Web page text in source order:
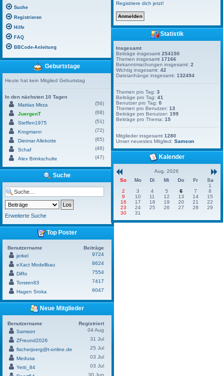
Suche
Registrieren
Hilfe
FAQ
BBCode-Anleitung
Geburtstage
Heute hat kein Mitglied Geburtstag
In den nächsten 10 Tagen
Mattias Mirza
(56)
JuergenT
(68)
Steffen1975
(51)
Krogmann
(72)
Dietmar Allekotte
(65)
Schaf
(46)
Alex Brinkschulte
(47)
Suche
Erweiterte Suche
Top Poster
Benutzername
Beiträge
jerkel
9724
eXact Modellbau
8624
DiRo
7554
Torsten83
7417
Hagen Sroka
6047
Neue Mitglieder
Benutzername
Registriert
Samson
04 Aug
ZFreund2026
31 Jul
fischerjoerg@t-online.de
25 Jul
Medusa
03 Jul
Yetti_84
03 Jul
30 Jun
Registriere dich jetzt!
Statistik
Insgesamt
Beiträge insgesamt254150
Themen insgesamt17166
Bekanntmachungen insgesamt:2
Wichtig insgesamt:42
Dateianhänge insgesamt:132494
Themen pro Tag:3
Beiträge pro Tag:41
Benutzer pro Tag:0
Themen pro Benutzer:13
Beiträge pro Benutzer:199
Beiträge pro Thema:15
Mitglieder insgesamt1280
Unser neuestes Mitglied:Samson
Kalender
Aug. 2026
So
Mo Di Mi Do Fr
Sa
1
2
3 4 5 6 7
8
9
10 11 12 13 14
15
16
17 18 19 20 21
22
23
24 25 26 27 28
29
30
31